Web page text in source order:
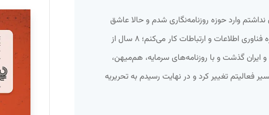
نداشتم وارد حوزه روزنامه‌نگاری شدم و حالا عاشق
این کارم. ۱۲ سال است که به صورت تخصصی در حوزه فناوری اطلاعات و ارتباطات کار می‌کنم؛ ۸ سال از
ایران گذشت و با روزنامه‌های سرمایه، هم‌میهن،
و اعتماد نیز همکاری داشتم. از سال ۹۷ مسیر فعالیتم تغییر کرد و در نهایت رسیدم به تحریریه